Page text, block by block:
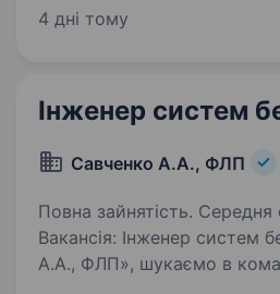
з виробництва цементу,
4 дні тому
Інженер систем
Савченко А.А., ФЛП
Повна зайнятість. Середня
Вакансія: Інженер систем
А.А., ФЛП», шукаємо в